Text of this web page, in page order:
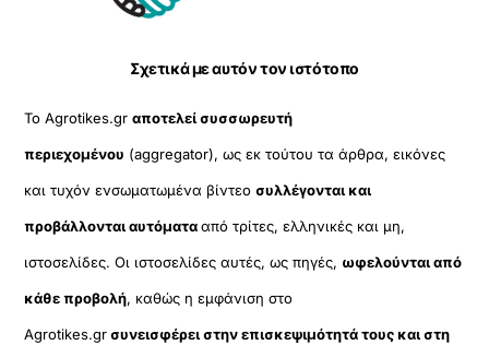
Σχετικά με αυτόν τον ιστότοπο
Το Agrotikes.grαποτελεί συσσωρευτή
περιεχομένου (aggregator), ως εκ τούτου τα άρθρα, εικόνες
και τυχόν ενσωματωμένα βίντεοσυλλέγονται και
προβάλλονται αυτόματααπό τρίτες, ελληνικές και μη,
ιστοσελίδες. Οι ιστοσελίδες αυτές, ως πηγές, ωφελούνται από
κάθε προβολή, καθώς η εμφάνιση στο
Agrotikes.grσυνεισφέρει στην επισκεψιμότητά τους και στη